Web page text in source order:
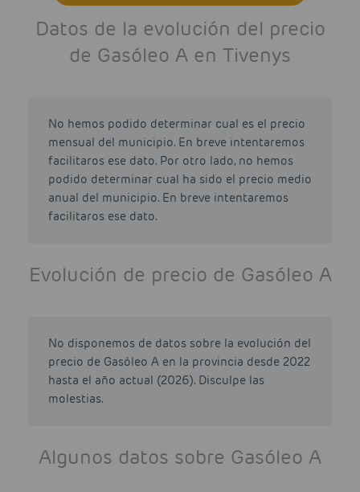
Datos de la evolución del precio
de Gasóleo A en Tivenys
No hemos podido determinar cual es el precio
mensual del municipio. En breve intentaremos
facilitaros ese dato. Por otro lado, no hemos
podido determinar cual ha sido el precio medio
anual del municipio. En breve intentaremos
facilitaros ese dato.
Evolución de precio de Gasóleo A
No disponemos de datos sobre la evolución del
precio de Gasóleo A en la provincia desde 2022
hasta el año actual (2026). Disculpe las
molestias.
Algunos datos sobre Gasóleo A